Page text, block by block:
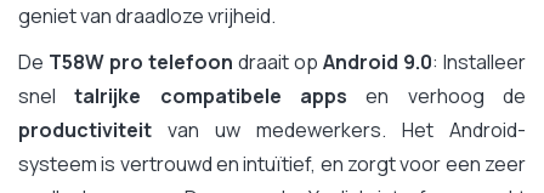
geniet van draadloze vrijheid.
De T58W pro telefoon draait op Android 9.0: Installeer
sneltalrijke compatibele apps en verhoog de
productiviteit van uw medewerkers. Het Android-
systeem is vertrouwd en intuïtief, en zorgt voor een zeer